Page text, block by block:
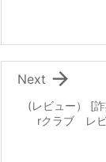
(レビュー） [
rクラブ レ

Next